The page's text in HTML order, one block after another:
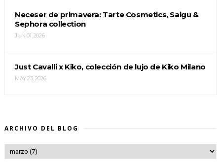
Neceser de primavera: Tarte Cosmetics, Saigu &
Sephora collection
JUN 01, 2026
Just Cavalli x Kiko, colección de lujo de Kiko Milano
MAY 23, 2026
ARCHIVO DEL BLOG